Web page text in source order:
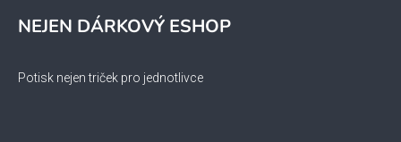
NEJEN DÁRKOVÝ ESHOP
Potisk nejen triček pro jednotlivce